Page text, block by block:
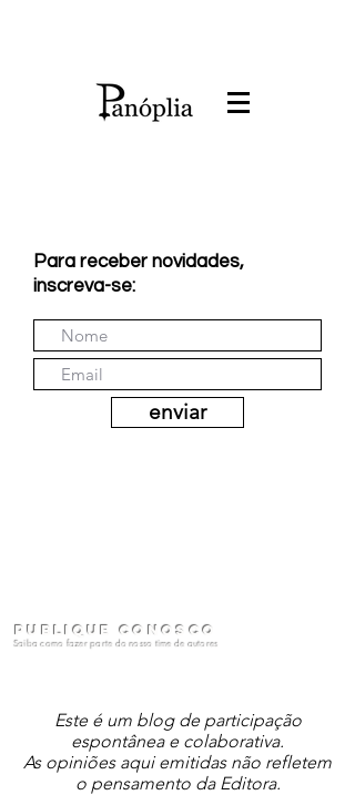
Para receber novidades,
inscreva-se:
enviar
Publique conosco
Saiba como fazer parte do nosso time de autores
Este é um blog de participação
espontânea e colaborativa.
As opiniões aqui emitidas não refletem
o pensamento da Editora.